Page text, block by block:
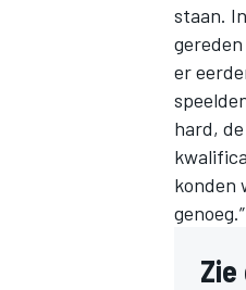
staan.
er
hard,
konden
genoeg.”
Zie